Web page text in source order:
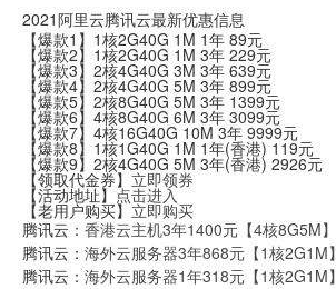
2021阿里云腾讯云最新优惠信息
【爆款1】1核2G40G 1M 1年 89元
【爆款2】1核2G40G 1M 3年 229元
【爆款3】2核4G40G 3M 3年 639元
【爆款4】2核4G40G 5M 3年 899元
【爆款5】2核8G40G 5M 3年 1399元
【爆款6】4核8G40G 6M 3年 3099元
【爆款7】4核16G40G 10M 3年 9999元
【爆款8】1核1G40G 1M 1年(香港) 119元
【爆款9】2核4G40G 5M 3年(香港) 2926元
【领取代金券】 立即领券
【活动地址】 点击进入
【老用户购买】立即购买
腾讯云： 香港云主机3年1400元【4核8G5M】
腾讯云： 海外云服务器3年868元【1核2G1M】
腾讯云： 海外云服务器1年318元【1核2G1M】